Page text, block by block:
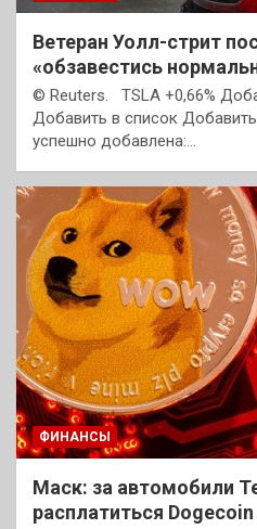
Ветеран Уолл-стрит
«обзавестись
© Reuters. TSLA +0,66%
Добавить в список
успешно добавлена:…
ФИНАНСЫ
Маск: за автомобили
расплатиться Dogecoin